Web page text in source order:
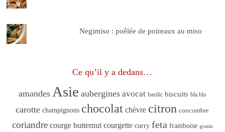
Negimiso : poêlée de poireaux au miso
Ce qu’il y a dedans…
amandes Asie aubergines avocat basilic biscuits bla bla
carotte champignons chocolat chèvre citron concombre
coriandre courge butternut courgette curry feta framboise gratin